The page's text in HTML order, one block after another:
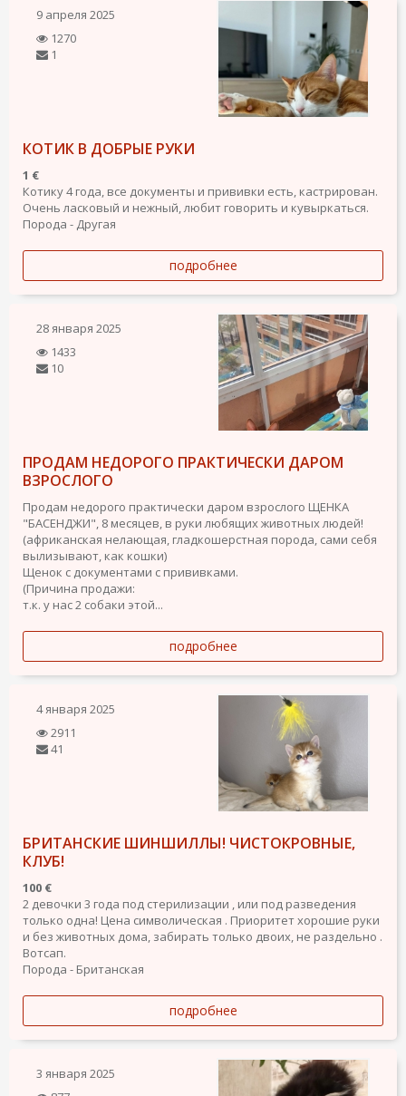
9 апреля 2025
1270
1
КОТИК В ДОБРЫЕ РУКИ
1 €
Котику 4 года, все документы и прививки есть, кастрирован.
Очень ласковый и нежный, любит говорить и кувыркаться.
Порода - Другая
подробнее
28 января 2025
1433
10
ПРОДАМ НЕДОРОГО ПРАКТИЧЕСКИ ДАРОМ
ВЗРОСЛОГО
Продам недорого практически даром взрослого ЩЕНКА
"БАСЕНДЖИ", 8 месяцев, в руки любящих животных людей!
(африканская нелающая, гладкошерстная порода, сами себя
вылизывают, как кошки)
Щенок с документами с прививками.
(Причина продажи:
т.к. у нас 2 собаки этой...
подробнее
4 января 2025
2911
41
БРИТАНСКИЕ ШИНШИЛЛЫ! ЧИСТОКРОВНЫЕ,
КЛУБ!
100 €
2 девочки 3 года под стерилизации , или под разведения
только одна! Цена символическая . Приоритет хорошие руки
и без животных дома, забирать только двоих, не раздельно .
Вотсап.
Порода - Британская
подробнее
3 января 2025